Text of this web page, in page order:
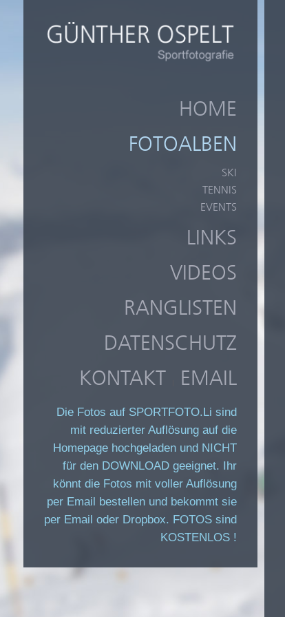
HOME
FOTOALBEN
SKI
TENNIS
EVENTS
LINKS
VIDEOS
RANGLISTEN
DATENSCHUTZ
KONTAKT
EMAIL
Die Fotos auf SPORTFOTO.Li sind
mit reduzierter Auflösung auf die
Homepage hochgeladen und NICHT
für den DOWNLOAD geeignet. Ihr
könnt die Fotos mit voller Auflösung
per Email bestellen und bekommt sie
per Email oder Dropbox. FOTOS sind
KOSTENLOS !